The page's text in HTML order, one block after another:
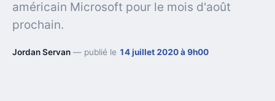
américain Microsoft pour le mois d'août
prochain.
Jordan Servan — publié le 14 juillet 2020 à 9h00